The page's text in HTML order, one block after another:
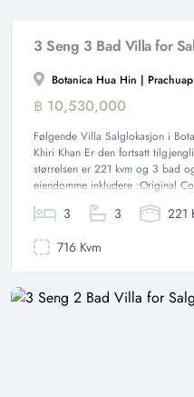
3 Seng 3 Bad Villa for
Botanica Hua Hin |
฿ 10,530,000
Følgende Villa Salglokasjon i
Khiri Khan Er den fortsatt
størrelsen er 221 kvm og 3 bad
eiendomme inkludere :Original
3 3
221
716 Kvm